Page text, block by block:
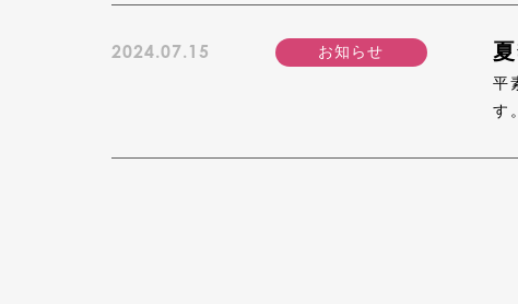
2024.07.15 お知らせ
平
す